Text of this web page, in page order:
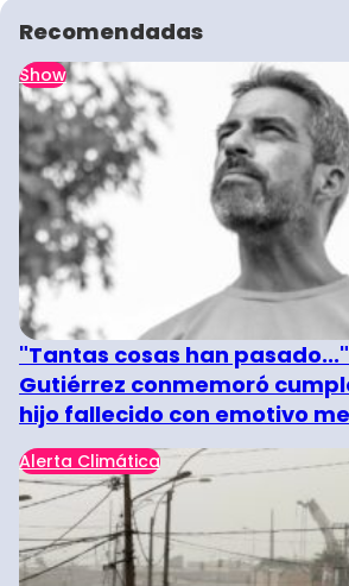
Recomendadas
Show
"Tantas cosas han
Gutiérrez conmemoró
hijo fallecido con emotivo
Alerta Climática